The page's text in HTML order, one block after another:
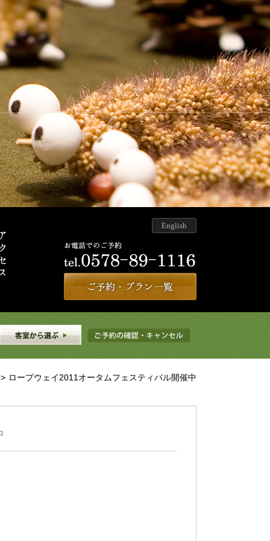
English
> ロープウェイ2011オータムフェスティバル開催中